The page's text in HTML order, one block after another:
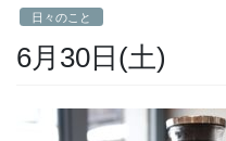
日々のこと
6月30日(土)